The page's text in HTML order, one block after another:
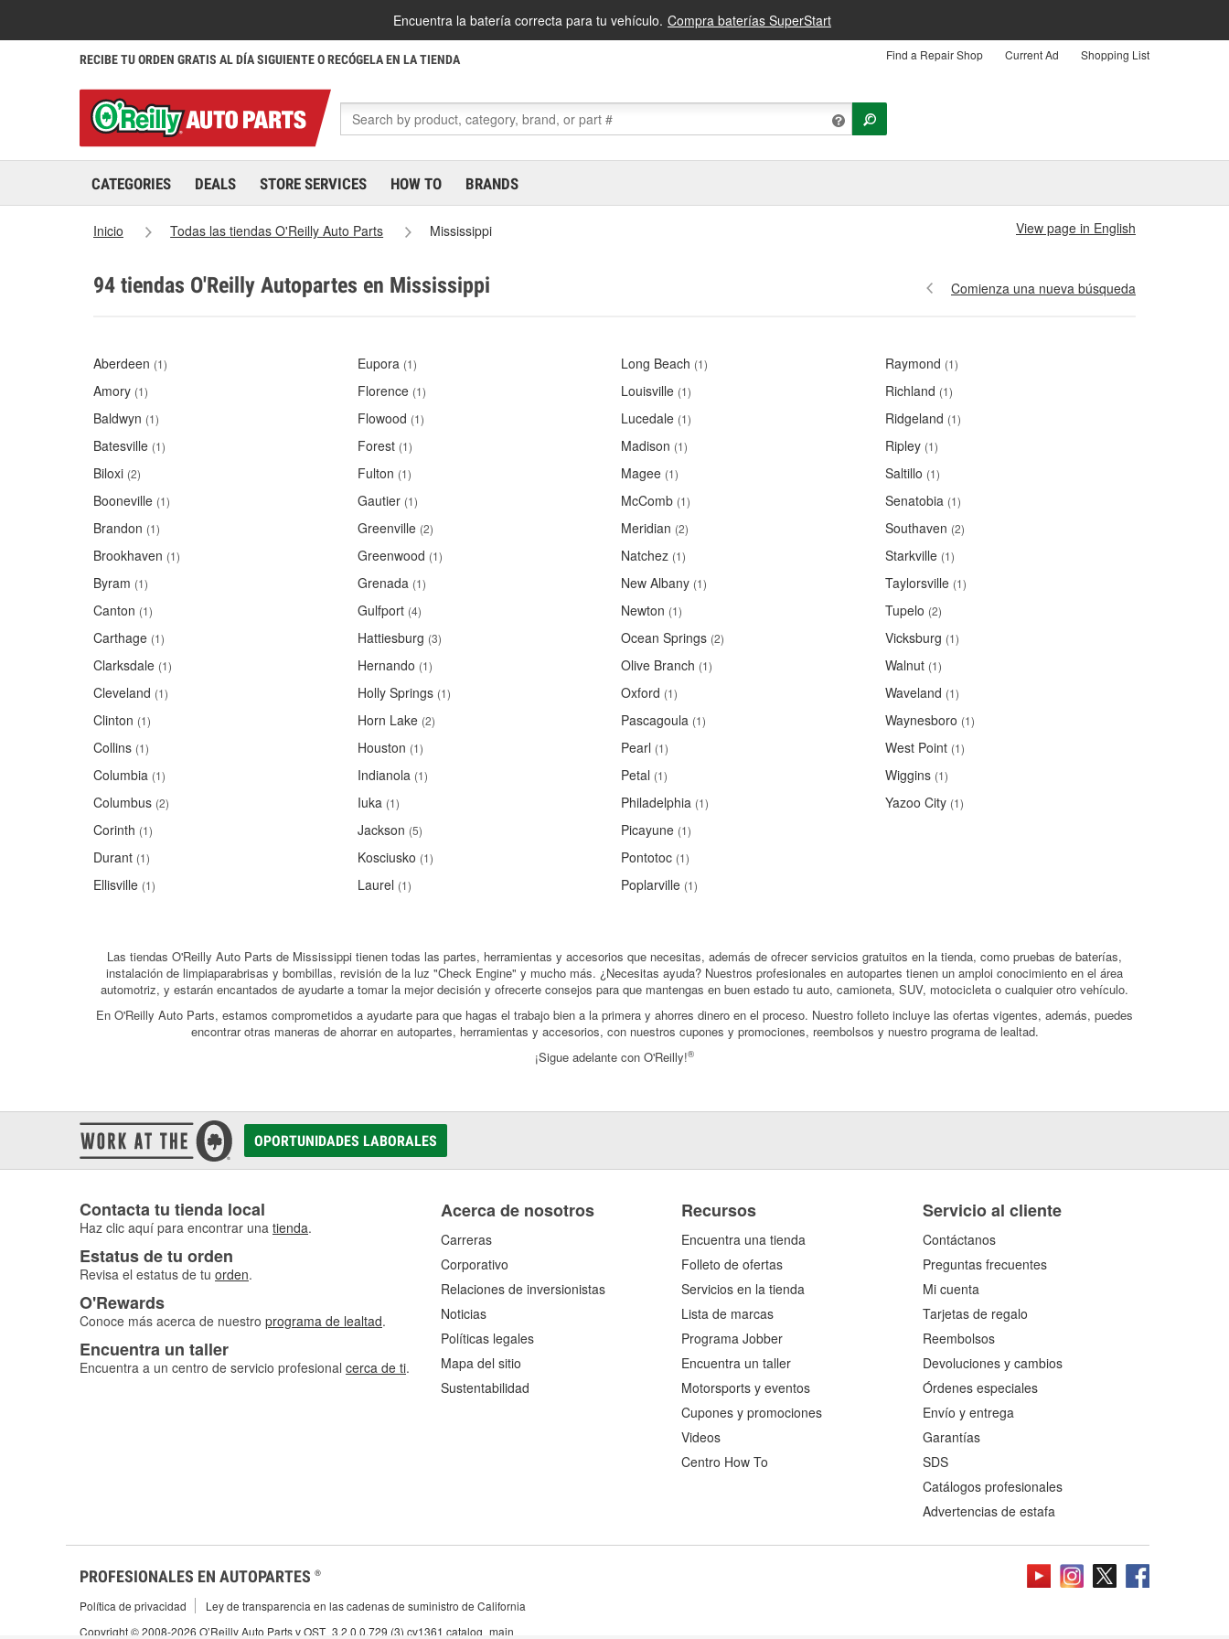
Encuentra la batería correcta para tu vehículo. Compra baterías SuperStart
RECIBE TU ORDEN GRATIS AL DÍA SIGUIENTE O RECÓGELA EN LA TIENDA Find a Repair Shop Current Ad Shopping List
CATEGORIES DEALS STORE SERVICES HOW TO BRANDS
Inicio Todas las tiendas O'Reilly Auto Parts Mississippi View page in English
94 tiendas O'Reilly Autopartes en Mississippi Comienza una nueva búsqueda
Aberdeen (1)
Amory (1)
Baldwyn (1)
Batesville (1)
Biloxi (2)
Booneville (1)
Brandon (1)
Brookhaven (1)
Byram (1)
Canton (1)
Carthage (1)
Clarksdale (1)
Cleveland (1)
Clinton (1)
Collins (1)
Columbia (1)
Columbus (2)
Corinth (1)
Durant (1)
Ellisville (1)
Eupora (1)
Florence (1)
Flowood (1)
Forest (1)
Fulton (1)
Gautier (1)
Greenville (2)
Greenwood (1)
Grenada (1)
Gulfport (4)
Hattiesburg (3)
Hernando (1)
Holly Springs (1)
Horn Lake (2)
Houston (1)
Indianola (1)
Iuka (1)
Jackson (5)
Kosciusko (1)
Laurel (1)
Long Beach (1)
Louisville (1)
Lucedale (1)
Madison (1)
Magee (1)
McComb (1)
Meridian (2)
Natchez (1)
New Albany (1)
Newton (1)
Ocean Springs (2)
Olive Branch (1)
Oxford (1)
Pascagoula (1)
Pearl (1)
Petal (1)
Philadelphia (1)
Picayune (1)
Pontotoc (1)
Poplarville (1)
Raymond (1)
Richland (1)
Ridgeland (1)
Ripley (1)
Saltillo (1)
Senatobia (1)
Southaven (2)
Starkville (1)
Taylorsville (1)
Tupelo (2)
Vicksburg (1)
Walnut (1)
Waveland (1)
Waynesboro (1)
West Point (1)
Wiggins (1)
Yazoo City (1)
Las tiendas O'Reilly Auto Parts de Mississippi tienen todas las partes, herramientas y accesorios que necesitas, además de ofrecer servicios gratuitos en la tienda, como pruebas de baterías,
instalación de limpiaparabrisas y bombillas, revisión de la luz "Check Engine" y mucho más. ¿Necesitas ayuda? Nuestros profesionales en autopartes tienen un amploi conocimiento en el área
automotriz, y estarán encantados de ayudarte a tomar la mejor decisión y ofrecerte consejos para que mantengas en buen estado tu auto, camioneta, SUV, motocicleta o cualquier otro vehículo.
En O'Reilly Auto Parts, estamos comprometidos a ayudarte para que hagas el trabajo bien a la primera y ahorres dinero en el proceso. Nuestro folleto incluye las ofertas vigentes, además, puedes
encontrar otras maneras de ahorrar en autopartes, herramientas y accesorios, con nuestros cupones y promociones, reembolsos y nuestro programa de lealtad.
¡Sigue adelante con O'Reilly!®
OPORTUNIDADES LABORALES
Contacta tu tienda local
Haz clic aquí para encontrar una tienda.
Estatus de tu orden
Revisa el estatus de tu orden.
O'Rewards
Conoce más acerca de nuestro programa de lealtad.
Encuentra un taller
Encuentra a un centro de servicio profesional cerca de ti.
Acerca de nosotros
Carreras
Corporativo
Relaciones de inversionistas
Noticias
Políticas legales
Mapa del sitio
Sustentabilidad
Recursos
Encuentra una tienda
Folleto de ofertas
Servicios en la tienda
Lista de marcas
Programa Jobber
Encuentra un taller
Motorsports y eventos
Cupones y promociones
Videos
Centro How To
Servicio al cliente
Contáctanos
Preguntas frecuentes
Mi cuenta
Tarjetas de regalo
Reembolsos
Devoluciones y cambios
Órdenes especiales
Envío y entrega
Garantías
SDS
Catálogos profesionales
Advertencias de estafa
PROFESIONALES EN AUTOPARTES ®
Política de privacidad
Ley de transparencia en las cadenas de suministro de California
Copyright © 2008-2026 O’Reilly Auto Parts v OST_3.2.0.0.729 (3) cv1361 catalog_main